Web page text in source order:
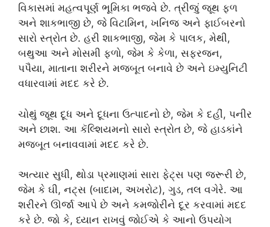
વિકાસમાં મહત્વપૂર્ણ ભૂમિકા ભજવે છે. ત્રીજું જૂથ ફળ
અને શાકભાજી છે, જે વિટામિન, ખનિજ અને ફાઈબરનો
સારો સ્ત્રોત છે. હરી શાકભાજી, જેમ કે પાલક, મેથી,
બથુઆ અને મોસમી ફળો, જેમ કે કેળા, સફરજન,
પપૈયા, માતાના શરીરને મજબૂત બનાવે છે અને ઇમ્યુનિટી
વધારવામાં મદદ કરે છે.
ચોથું જૂથ દૂધ અને દૂધના ઉત્પાદનો છે, જેમ કે દહીં, પનીર
અને છાશ. આ કૅલ્શિયમનો સારો સ્ત્રોત છે, જે હાડકાંને
મજબૂત બનાવવામાં મદદ કરે છે.
અત્યાર સુધી, થોડા પ્રમાણમાં સારા ફેટ્સ પણ જરૂરી છે,
જેમ કે ઘી, નટ્સ (બાદામ, અખરોટ), ગુડ, તલ વગેરે. આ
શરીરને ઊર્જા આપે છે અને કમજોરીને દૂર કરવામાં મદદ
કરે છે. જો કે, ધ્યાન રાખવું જોઈએ કે આનો ઉપયોગ